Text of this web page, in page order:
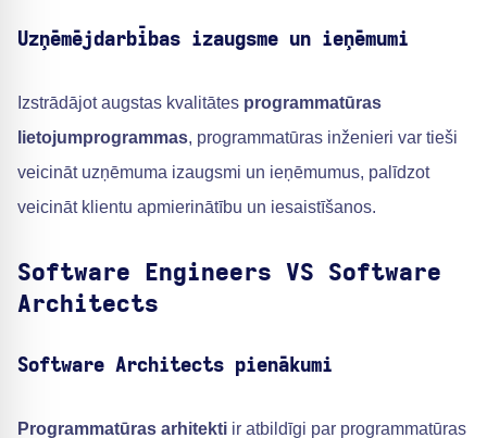
Uzņēmējdarbības izaugsme un ieņēmumi
Izstrādājot augstas kvalitātes programmatūras
lietojumprogrammas, programmatūras inženieri var tieši
veicināt uzņēmuma izaugsmi un ieņēmumus, palīdzot
veicināt klientu apmierinātību un iesaistīšanos.
Software Engineers VS Software
Architects
Software Architects pienākumi
Programmatūras arhitekti ir atbildīgi par programmatūras